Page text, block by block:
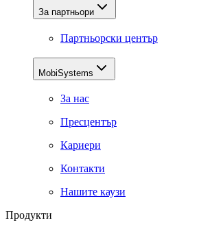
За партньори
Партньорски център
MobiSystems
За нас
Пресцентър
Кариери
Контакти
Нашите каузи
Продукти